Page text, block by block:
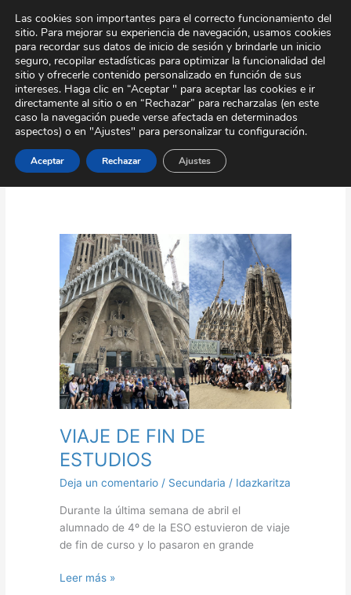
contenido
Tour Virtual Área Privada Contacto
Abril 2023
VIAJE DE FIN DE
ESTUDIOS
Deja un comentario / Secundaria / Idazkaritza
Durante la última semana de abril el
alumnado de 4º de la ESO estuvieron de viaje
de fin de curso y lo pasaron en grande
VIAJE
DE
FIN
DE
ESTUDIOS
Leer más »
Las cookies son importantes para el correcto funcionamiento del
sitio. Para mejorar su experiencia de navegación, usamos cookies
para recordar sus datos de inicio de sesión y brindarle un inicio
seguro, recopilar estadísticas para optimizar la funcionalidad del
sitio y ofrecerle contenido personalizado en función de sus
intereses. Haga clic en “Aceptar " para aceptar las cookies e ir
directamente al sitio o en “Rechazar” para recharzalas (en este
caso la navegación puede verse afectada en determinados
aspectos) o en "Ajustes" para personalizar tu configuración.
Aceptar Rechazar Ajustes